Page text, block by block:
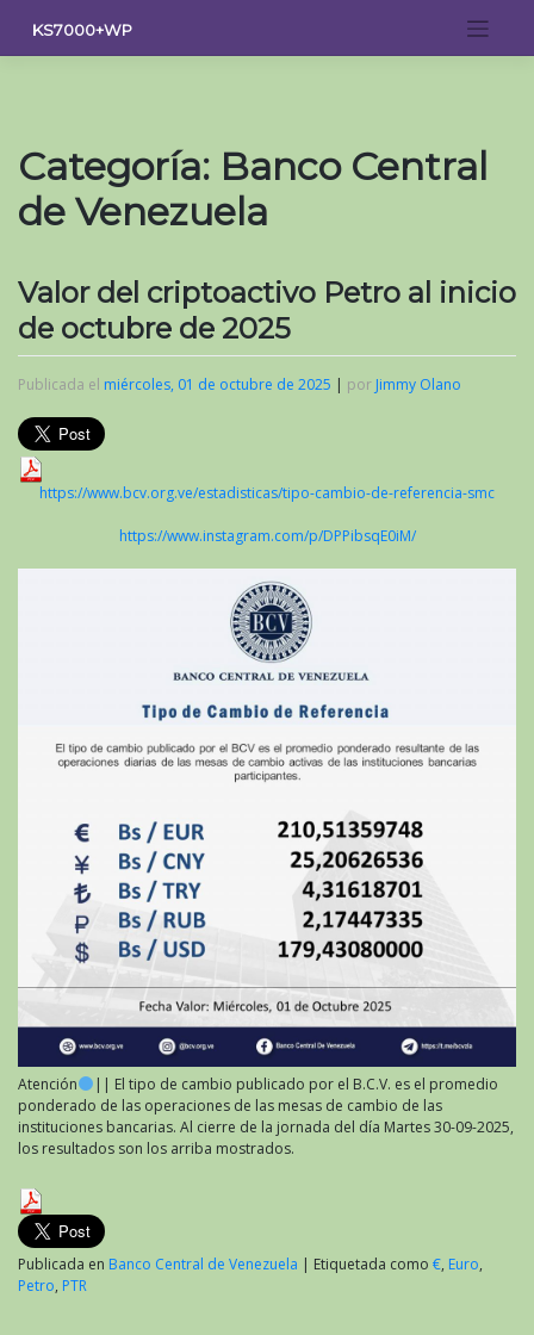
contenido
KS7000+WP
Categoría: Banco Central
de Venezuela
Valor del criptoactivo Petro al inicio
de octubre de 2025
Publicada el miércoles, 01 de octubre de 2025 | por Jimmy Olano
https://www.bcv.org.ve/estadisticas/tipo-cambio-de-referencia-smc
https://www.instagram.com/p/DPPibsqE0iM/
Atención
|| El tipo de cambio publicado por el B.C.V. es el promedio
ponderado de las operaciones de las mesas de cambio de las
instituciones bancarias. Al cierre de la jornada del día Martes 30-09-2025,
los resultados son los arriba mostrados.
Publicada en Banco Central de Venezuela | Etiquetada como €, Euro,
Petro, PTR